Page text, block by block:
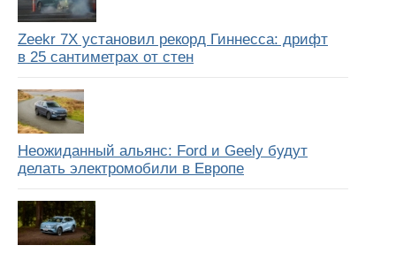
Zeekr 7X установил рекорд Гиннесса: дрифт
в 25 сантиметрах от стен
Неожиданный альянс: Ford и Geely будут
делать электромобили в Европе